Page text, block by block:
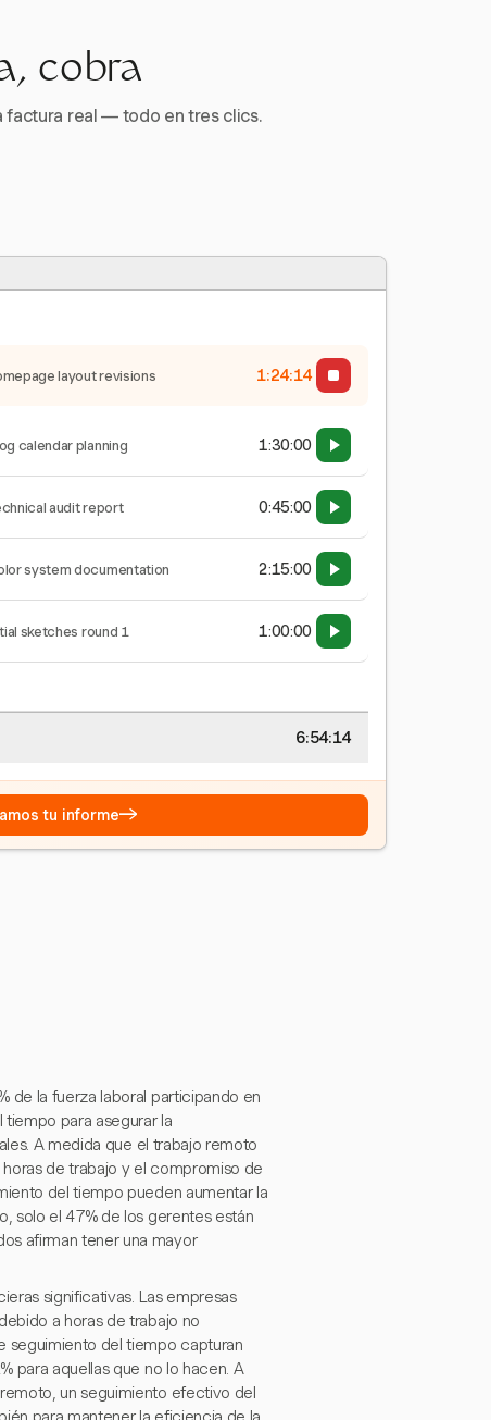
cobra
factura real — todo en tres clics.
layout revisions 1:24:15
calendar planning 1:30:00
audit report 0:45:00
system documentation 2:15:00
sketches round 1 1:00:00
6:54:15
tu informe→
de la fuerza laboral participando en
para asegurar la
A medida que el trabajo remoto
de trabajo y el compromiso de
del tiempo pueden aumentar la
solo el 47% de los gerentes están
afirman tener una mayor
significativas. Las empresas
a horas de trabajo no
seguimiento del tiempo capturan
para aquellas que no lo hacen. A
un seguimiento efectivo del